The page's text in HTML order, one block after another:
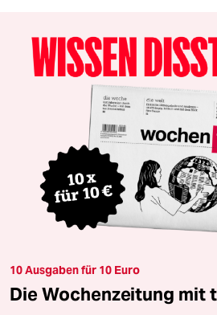
10 Ausgaben für 10 Euro
Die Wochenzeitung mit